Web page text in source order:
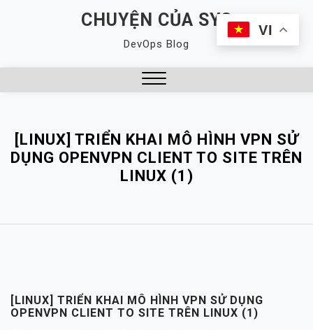
CHUYỆN CỦA SYS
DevOps Blog
[LINUX] TRIỂN KHAI MÔ HÌNH VPN SỬ
DỤNG OPENVPN CLIENT TO SITE TRÊN
LINUX (1)
[LINUX] TRIỂN KHAI MÔ HÌNH VPN SỬ DỤNG
OPENVPN CLIENT TO SITE TRÊN LINUX (1)
VI